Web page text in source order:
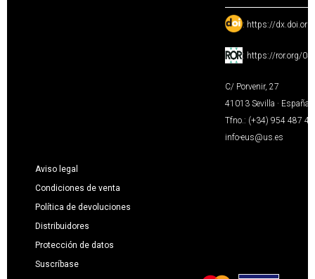
: https://
: https://ror.org/
C/ Porvenir, 27
41013 Sevilla · España
Tfno.: (+34) 954 487
info-eus@us.es
Aviso legal
Condiciones de venta
Política de devoluciones
Distribuidores
Protección de datos
Suscríbase